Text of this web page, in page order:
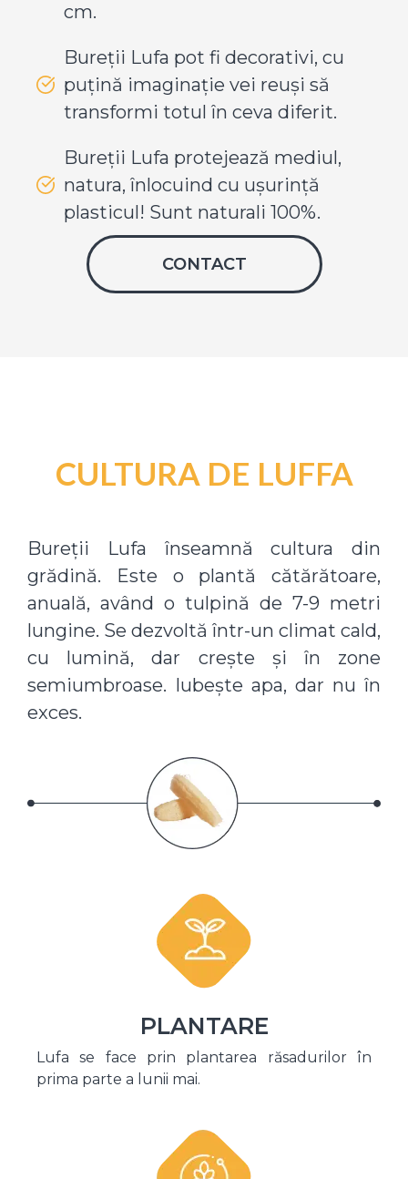
cm.
Bureții Lufa pot fi decorativi, cu
puțină imaginație vei reuși să
transformi totul în ceva diferit.
Bureții Lufa protejează mediul,
natura, înlocuind cu ușurință
plasticul! Sunt naturali 100%.
CONTACT
CULTURA DE LUFFA
Bureții Lufa înseamnă cultura din
grădină. Este o plantă cătărătoare,
anuală, având o tulpină de 7-9 metri
lungine. Se dezvoltă într-un climat cald,
cu lumină, dar crește și în zone
semiumbroase. Iubește apa, dar nu în
exces.
PLANTARE
Lufa se face prin plantarea răsadurilor în
prima parte a lunii mai.